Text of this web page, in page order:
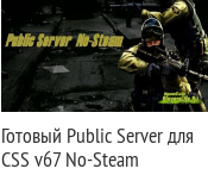
Готовый Public Server для
CSS v67 No-Steam